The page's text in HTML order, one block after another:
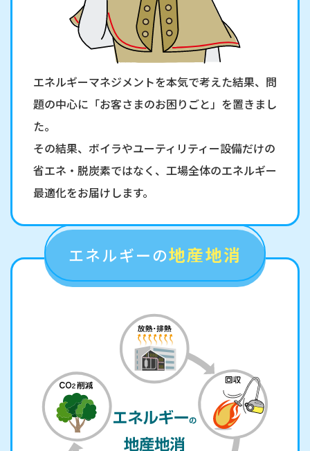
エネルギーマネジメントを本気で考えた結果、問
題の中心に「お客さまのお困りごと」を置きまし
た。
その結果、ボイラやユーティリティー設備だけの
省エネ・脱炭素ではなく、工場全体のエネルギー
最適化をお届けします。
エネルギーの地産地消